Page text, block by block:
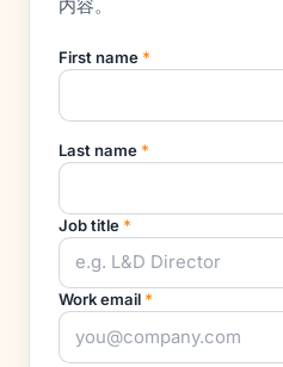
内容。
First name *
Last name *
Job title *
Work email *